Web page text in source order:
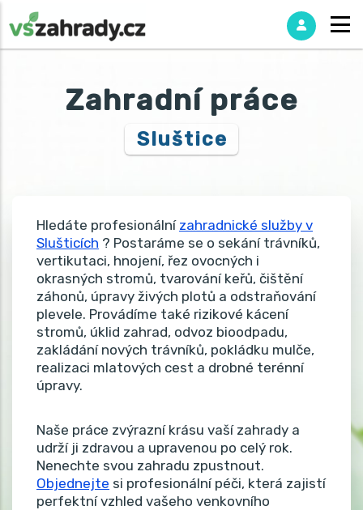
Zahradní práce
Sluštice
Hledáte profesionální zahradnické služby v
Slušticích ? Postaráme se o sekání trávníků,
vertikutaci, hnojení, řez ovocných i
okrasných stromů, tvarování keřů, čištění
záhonů, úpravy živých plotů a odstraňování
plevele. Provádíme také rizikové kácení
stromů, úklid zahrad, odvoz bioodpadu,
zakládání nových trávníků, pokládku mulče,
realizaci mlatových cest a drobné terénní
úpravy.
Naše práce zvýrazní krásu vaší zahrady a
udrží ji zdravou a upravenou po celý rok.
Nenechte svou zahradu zpustnout.
Objednejte si profesionální péči, která zajistí
perfektní vzhled vašeho venkovního